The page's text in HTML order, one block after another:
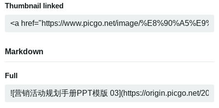
Thumbnail linked
Markdown
Full